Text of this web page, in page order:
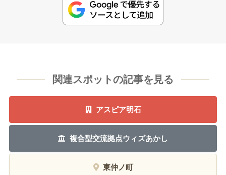
関連スポットの記事を見る
アスピア明石
複合型交流拠点ウィズあかし
東仲ノ町